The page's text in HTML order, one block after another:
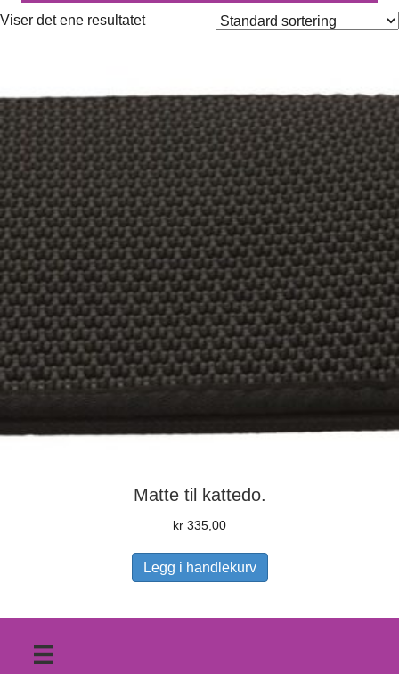
Viser det ene resultatet
Matte til kattedo.
kr 335,00
Legg i handlekurv